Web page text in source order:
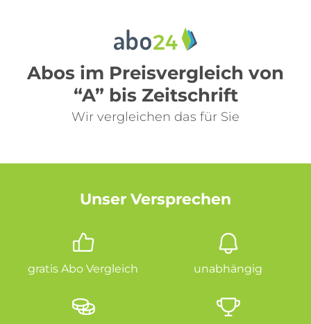
Abos im Preisvergleich von
“A” bis Zeitschrift
Wir vergleichen das für Sie
Unser Versprechen
gratis Abo Vergleich unabhängig